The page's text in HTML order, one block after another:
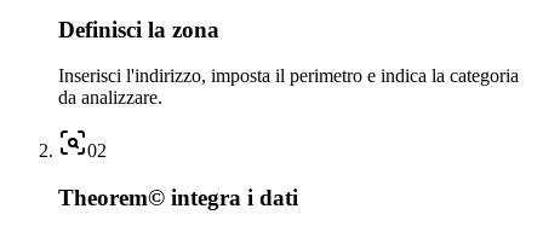
Definisci la zona
Inserisci l'indirizzo, imposta il perimetro e indica la categoria
da analizzare.
02
Theorem© integra i dati